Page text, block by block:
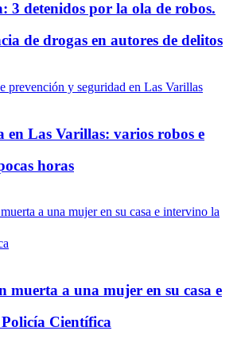
3 detenidos por la ola de robos.
de drogas en autores de delitos
en Las Varillas: varios robos e
horas
muerta a una mujer en su casa e
Científica